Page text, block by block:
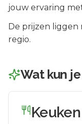
jouw ervaring
De prijzen
regio.
Wat kun